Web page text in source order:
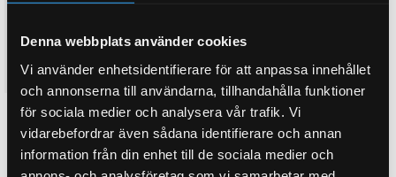
Denna webbplats använder cookies
Vi använder enhetsidentifierare för att anpassa innehållet
och annonserna till användarna, tillhandahålla funktioner
för sociala medier och analysera vår trafik. Vi
vidarebefordrar även sådana identifierare och annan
information från din enhet till de sociala medier och
växellådsolja för
och hög funktion i sträng kyla
samt helt galvaniskt säker för
ädelmetaller.
560 KR
Add to favorites BUY
växellådsolja för
och hög funktion i sträng kyla
samt helt galvaniskt säker för
ädelmetaller.
2 100KR
Add to favorites